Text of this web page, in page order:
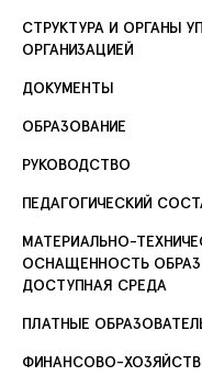
СТРУКТУРА И ОРГАНЫ
ОРГАНИЗАЦИЕЙ
ДОКУМЕНТЫ
ОБРАЗОВАНИЕ
РУКОВОДСТВО
ПЕДАГОГИЧЕСКИЙ
МАТЕРИАЛЬНО-
ОСНАЩЕННОСТЬ
ДОСТУПНАЯ СРЕДА
ПЛАТНЫЕ
ФИНАНСОВО-